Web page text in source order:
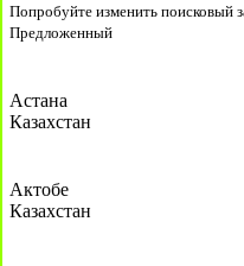
Попробуйте изменить поисковый
Предложенный
Астана
Казахстан
Актобе
Казахстан